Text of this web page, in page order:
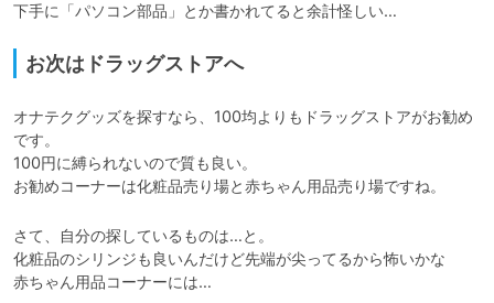
下手に「パソコン部品」とか書かれてると余計怪しい…
お次はドラッグストアへ
オナテクグッズを探すなら、100均よりもドラッグストアがお勧め
です。
100円に縛られないので質も良い。
お勧めコーナーは化粧品売り場と赤ちゃん用品売り場ですね。
さて、自分の探しているものは…と。
化粧品のシリンジも良いんだけど先端が尖ってるから怖いかな
赤ちゃん用品コーナーには…